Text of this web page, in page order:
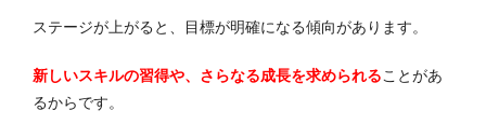
ステージが上がると、目標が明確になる傾向があります。
新しいスキルの習得や、さらなる成長を求められることがあ
るからです。